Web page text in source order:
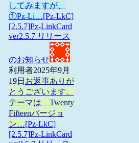
してみますが、
①Pz-Li…[Pz-LkC]
[2.5.7]Pz-LinkCard
ver2.5.7 リリース
のお知らせ
利用者2025年9月
19日 お返事ありが
とうございます。
テーマは Twenty
Fifteenバージョ
ン…[Pz-LkC]
[2.5.7]Pz-LinkCard